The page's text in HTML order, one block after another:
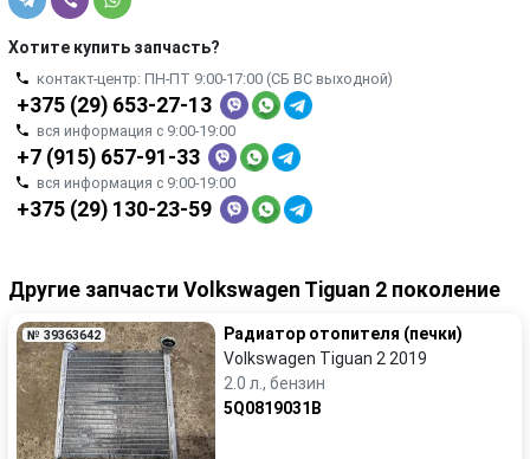
Хотите купить запчасть?
контакт-центр: ПН-ПТ 9:00-17:00 (СБ ВС выходной)
+375 (29) 653-27-13
вся информация с 9:00-19:00
+7 (915) 657-91-33
вся информация с 9:00-19:00
+375 (29) 130-23-59
Другие запчасти Volkswagen Tiguan 2 поколение
№ 39363642
Радиатор отопителя (печки)
Volkswagen Tiguan 2 2019
2.0 л., бензин
5Q0819031B